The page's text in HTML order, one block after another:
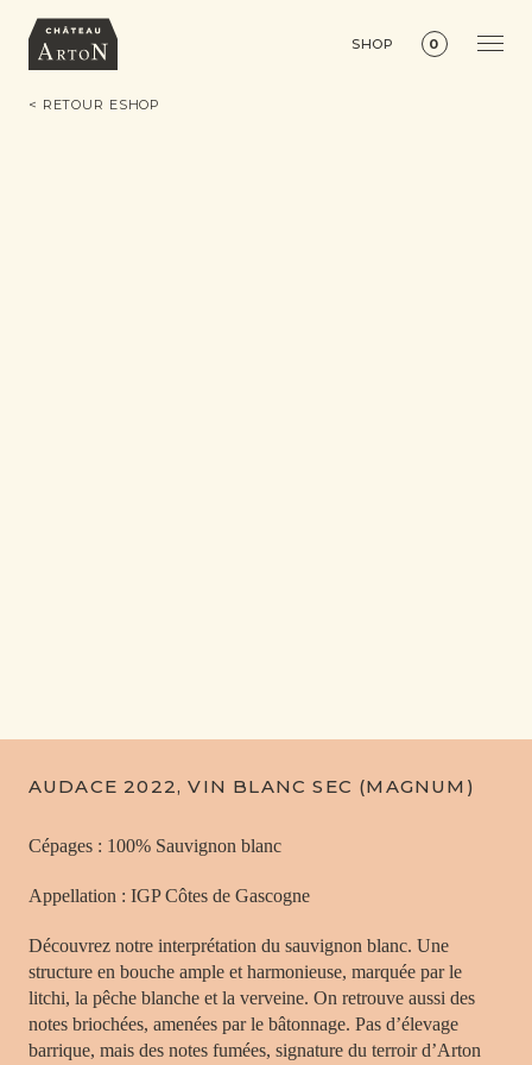
SHOP 0
< RETOUR ESHOP
AUDACE 2022, VIN BLANC SEC (MAGNUM)
Cépages : 100% Sauvignon blanc
Appellation : IGP Côtes de Gascogne
Découvrez notre interprétation du sauvignon blanc. Une
structure en bouche ample et harmonieuse, marquée par le
litchi, la pêche blanche et la verveine. On retrouve aussi des
notes briochées, amenées par le bâtonnage. Pas d’élevage
barrique, mais des notes fumées, signature du terroir d’Arton